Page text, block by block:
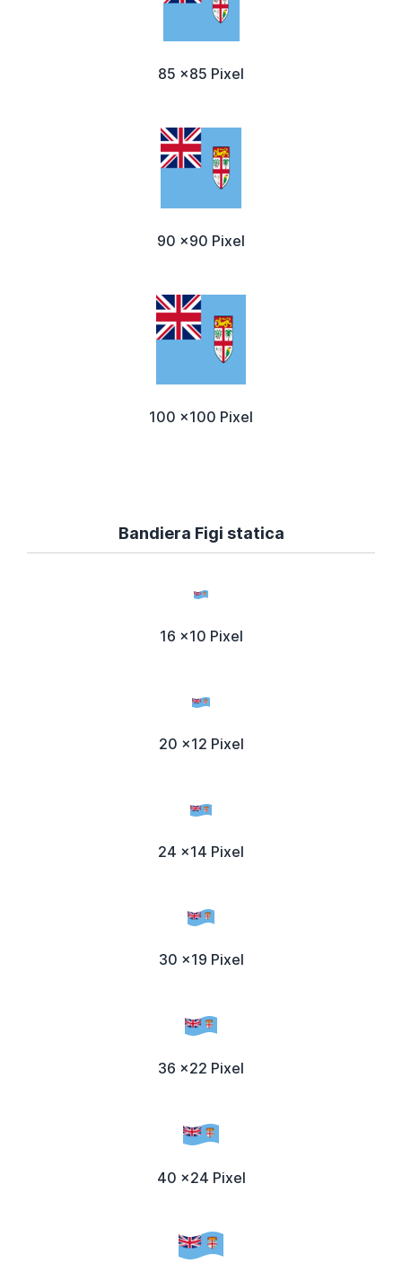
85 x85 Pixel
90 x90 Pixel
100 x100 Pixel
Bandiera Figi statica
16 x10 Pixel
20 x12 Pixel
24 x14 Pixel
30 x19 Pixel
36 x22 Pixel
40 x24 Pixel